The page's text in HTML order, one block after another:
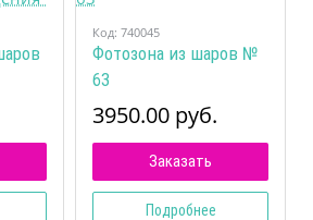
Код: 740045
Фотозона из шаров №
63
3950.00 руб.
Заказать
Подробнее